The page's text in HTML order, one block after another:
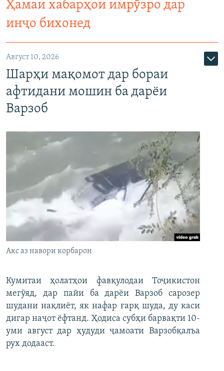
Ҳамаи хабарҳои имрӯзро дар
инҷо бихонед
Август 10, 2026
Шарҳи мақомот дар бораи
афтидани мошин ба дарёи
Варзоб
Акс аз навори корбарон
Кумитаи ҳолатҳои фавқулодаи Тоҷикистон
мегӯяд, дар пайи ба дарёи Варзоб сарозер
шудани нақлиёт, як нафар ғарқ шуда, ду каси
дигар наҷот ёфтанд. Ҳодиса субҳи барвақти 10-
уми август дар ҳудуди ҷамоати Варзобқалъа
рух додааст.